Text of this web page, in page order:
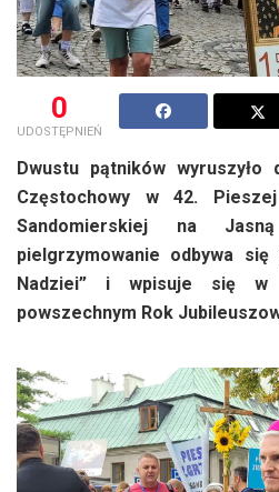
0
UDOSTĘPNIEŃ
Dwustu pątników
Częstochowy w 42.
Sandomierskiej na
pielgrzymowanie odbywa
Nadziei” i wpisuje się w
powszechnym Rok